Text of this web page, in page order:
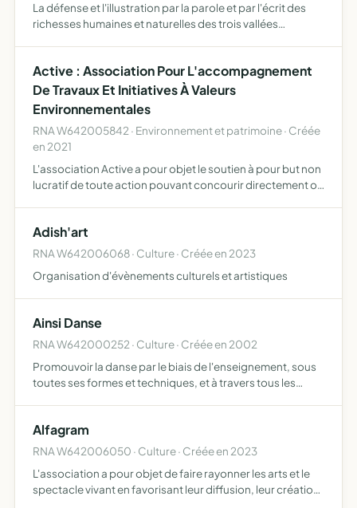
La défense et l'illustration par la parole et par l'écrit des
richesses humaines et naturelles des trois vallées
béarnaises…
Active : Association Pour L'accompagnement
De Travaux Et Initiatives À Valeurs
Environnementales
RNA W642005842 · Environnement et patrimoine · Créée
en 2021
L'association Active a pour objet le soutien à pour but non
lucratif de toute action pouvant concourir directement ou
Adish'art
RNA W642006068 · Culture · Créée en 2023
Organisation d'évènements culturels et artistiques
Ainsi Danse
RNA W642000252 · Culture · Créée en 2002
Promouvoir la danse par le biais de l'enseignement, sous
toutes ses formes et techniques, et à travers tous les
Alfagram
RNA W642006050 · Culture · Créée en 2023
L'association a pour objet de faire rayonner les arts et le
spectacle vivant en favorisant leur diffusion, leur création,